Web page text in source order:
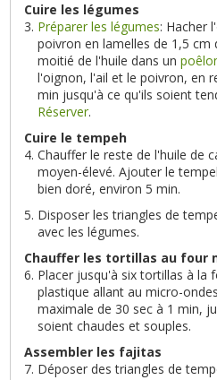
Cuire les légumes
Préparer les légumes: Hacher
poivron en lamelles de 1,5 cm
moitié de l'huile dans un
l'oignon, l'ail et le poivron, en
min jusqu'à ce qu'ils soient
Réserver.
Cuire le tempeh
Chauffer le reste de l'huile de
moyen-élevé. Ajouter le
bien doré, environ 5 min.
Disposer les triangles de
avec les légumes.
Chauffer les tortillas au four
Placer jusqu'à six tortillas à la
plastique allant au micro-
maximale de 30 sec à 1 min,
soient chaudes et souples.
Assembler les fajitas
Déposer des triangles de